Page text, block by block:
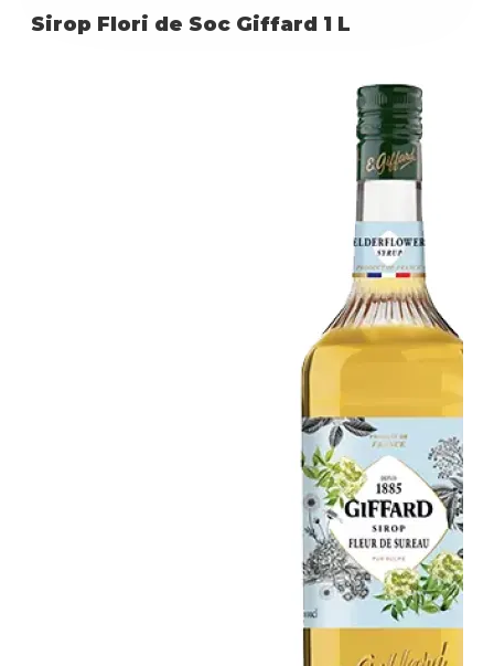
Sirop Flori de Soc Giffard 1 L